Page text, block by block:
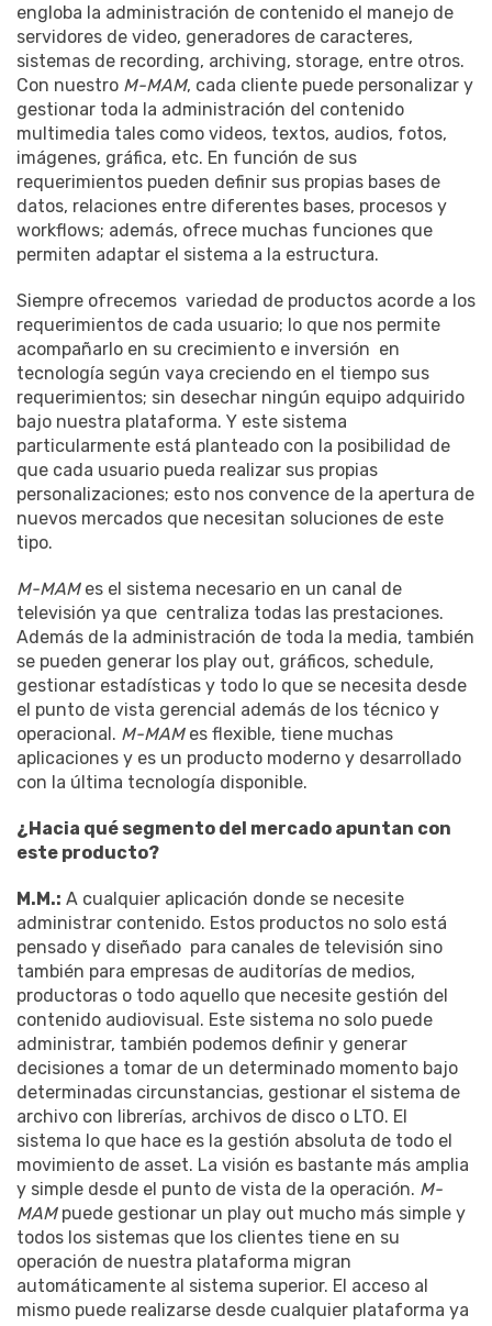
engloba la administración de contenido el manejo de
servidores de video, generadores de caracteres,
sistemas de recording, archiving, storage, entre otros.
Con nuestro M-MAM, cada cliente puede personalizar y
gestionar toda la administración del contenido
multimedia tales como videos, textos, audios, fotos,
imágenes, gráfica, etc. En función de sus
requerimientos pueden definir sus propias bases de
datos, relaciones entre diferentes bases, procesos y
workflows; además, ofrece muchas funciones que
permiten adaptar el sistema a la estructura.
Siempre ofrecemos variedad de productos acorde a los
requerimientos de cada usuario; lo que nos permite
acompañarlo en su crecimiento e inversión en
tecnología según vaya creciendo en el tiempo sus
requerimientos; sin desechar ningún equipo adquirido
bajo nuestra plataforma. Y este sistema
particularmente está planteado con la posibilidad de
que cada usuario pueda realizar sus propias
personalizaciones; esto nos convence de la apertura de
nuevos mercados que necesitan soluciones de este
tipo.
M-MAMes el sistema necesario en un canal de
televisión ya que centraliza todas las prestaciones.
Además de la administración de toda la media, también
se pueden generar los play out, gráficos, schedule,
gestionar estadísticas y todo lo que se necesita desde
el punto de vista gerencial además de los técnico y
operacional. M-MAMes flexible, tiene muchas
aplicaciones y es un producto moderno y desarrollado
con la última tecnología disponible.
¿Hacia qué segmento del mercado apuntan con
este producto?
M.M.: A cualquier aplicación donde se necesite
administrar contenido. Estos productos no solo está
pensado y diseñado para canales de televisión sino
también para empresas de auditorías de medios,
productoras o todo aquello que necesite gestión del
contenido audiovisual. Este sistema no solo puede
administrar, también podemos definir y generar
decisiones a tomar de un determinado momento bajo
determinadas circunstancias, gestionar el sistema de
archivo con librerías, archivos de disco o LTO. El
sistema lo que hace es la gestión absoluta de todo el
movimiento de asset. La visión es bastante más amplia
y simple desde el punto de vista de la operación. M-
MAMpuede gestionar un play out mucho más simple y
todos los sistemas que los clientes tiene en su
operación de nuestra plataforma migran
automáticamente al sistema superior. El acceso al
mismo puede realizarse desde cualquier plataforma ya